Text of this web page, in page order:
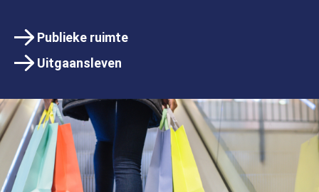
Publieke ruimte
Uitgaansleven